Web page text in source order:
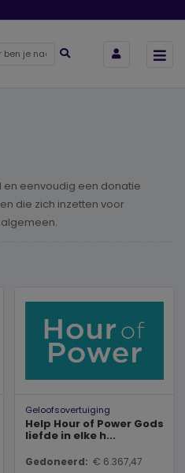
en eenvoudig een donatie
die zich inzetten voor
Geloofsovertuiging
Help Hour of Power Gods
liefde in elke h...
Gedoneerd: € 6.367,47